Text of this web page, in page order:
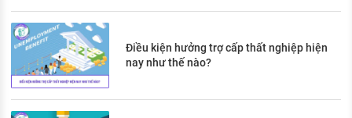
Điều kiện hưởng trợ cấp thất nghiệp hiện
nay như thế nào?